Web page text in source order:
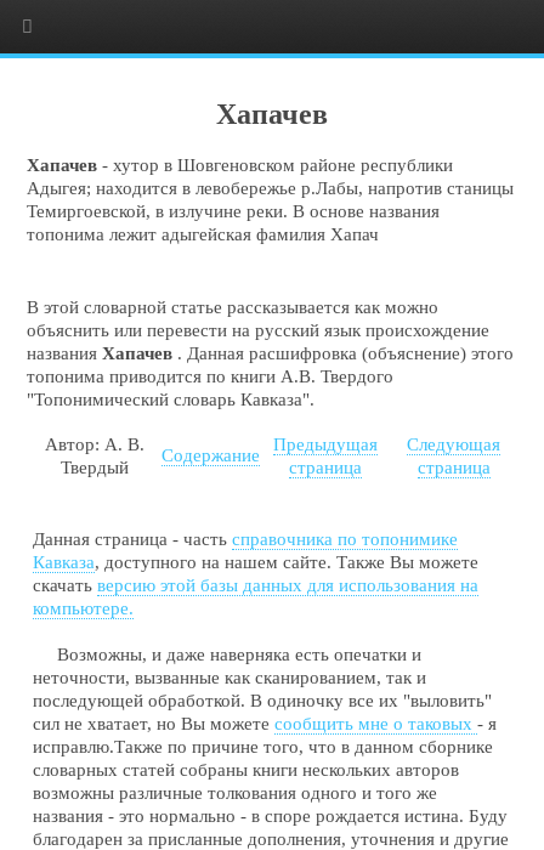
Хапачев
Хапачев- хутор в Шовгеновском районе республики
Адыгея; находится в левобережье р.Лабы, напротив станицы
Темиргоевской, в излучине реки. В основе названия
топонима лежит адыгейская фамилия Хапач
В этой словарной статье рассказывается как можно
объяснить или перевести на русский язык происхождение
названияХапачев . Данная расшифровка (объяснение) этого
топонима приводится по книги А.В. Твердого
"Топонимический словарь Кавказа".
Автор: А. В.
Твердый
Содержание
Предыдущая
страница
Следующая
страница
Данная страница - частьсправочника по топонимике
Кавказа, доступного на нашем сайте. Также Вы можете
скачатьверсию этой базы данных для использования на
компьютере.
Возможны, и даже наверняка есть опечатки и
неточности, вызванные как сканированием, так и
последующей обработкой. В одиночку все их "выловить"
сил не хватает, но Вы можетесообщить мне о таковых- я
исправлю.Также по причине того, что в данном сборнике
словарных статей собраны книги нескольких авторов
возможны различные толкования одного и того же
названия - это нормально - в споре рождается истина. Буду
благодарен за присланные дополнения, уточнения и другие